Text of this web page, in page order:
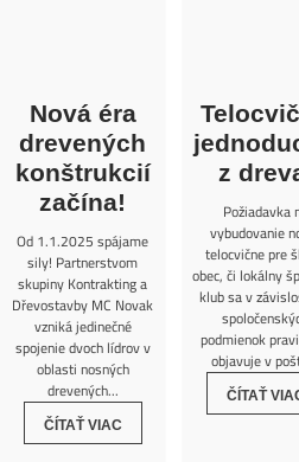
Nová éra
drevených
konštrukcií
začína!
Od 1.1.2025 spájame
sily! Partnerstvom
skupiny Kontrakting a
Dřevostavby MC Novak
vzniká jedinečné
spojenie dvoch lídrov v
oblasti nosných
drevených...
ČÍTAŤ VIAC
z
Požiadavka
vybudovanie
telocvične pre
obec, či lokálny
klub sa v
podmienok
objavuje v
ČÍTAŤ